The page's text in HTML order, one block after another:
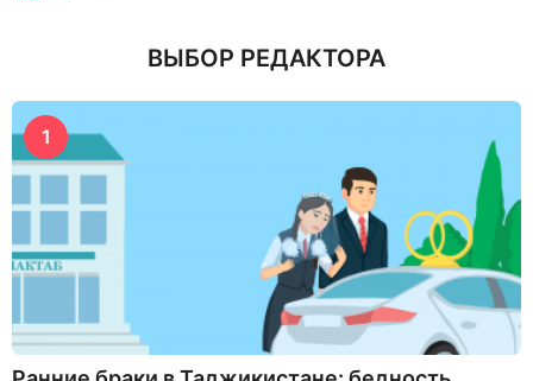
ВЫБОР РЕДАКТОРА
1